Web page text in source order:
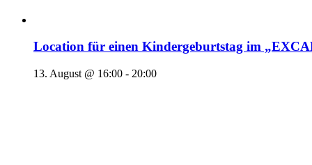
Location für einen Kindergeburtstag im
13. August @ 16:00 - 20:00